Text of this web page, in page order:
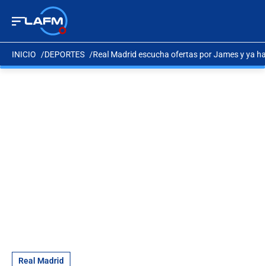
INICIO DEPORTES Real Madrid escucha ofertas por James y ya
Real Madrid